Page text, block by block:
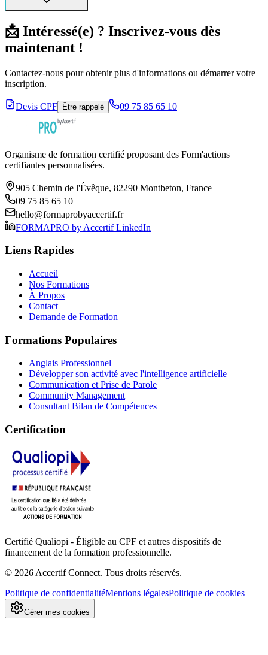
📩 Intéressé(e) ? Inscrivez-vous dès
maintenant !
Contactez-nous pour obtenir plus d'informations ou démarrer votre
inscription.
Devis CPF Être rappelé 09 75 85 65 10
Organisme de formation certifié proposant des Form'actions
certifiantes personnalisées.
905 Chemin de l'Évêque, 82290 Montbeton, France
09 75 85 65 10
hello@formaprobyaccertif.fr
FORMAPRO by Accertif LinkedIn
Liens Rapides
Accueil
Nos Formations
À Propos
Contact
Demande de Formation
Formations Populaires
Anglais Professionnel
Développer son activité avec l'intelligence artificielle
Communication et Prise de Parole
Community Management
Consultant Bilan de Compétences
Certification
Certifié Qualiopi - Éligible au CPF et autres dispositifs de
financement de la formation professionnelle.
© 2026 Accertif Connect. Tous droits réservés.
Politique de confidentialitéMentions légalesPolitique de cookies
Gérer mes cookies